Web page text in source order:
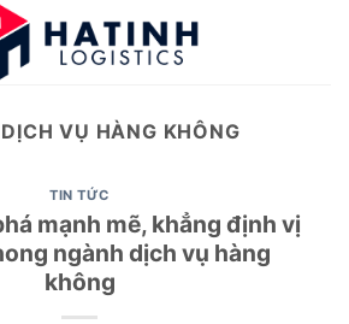
VỤ HÀNG KHÔNG
TIN TỨC
mạnh mẽ, khẳng định vị
ngành dịch vụ hàng
không